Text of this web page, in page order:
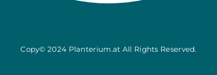
Copy© 2024 Planterium.at All Rights Reserved.